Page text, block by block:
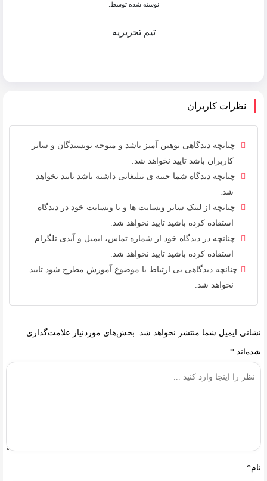
نوشته شده توسط:
تیم تحریریه
نظرات کاربران
چنانچه دیدگاهی توهین آمیز باشد و متوجه نویسندگان و سایر
کاربران باشد تایید نخواهد شد.
چنانچه دیدگاه شما جنبه ی تبلیغاتی داشته باشد تایید نخواهد
شد.
چنانچه از لینک سایر وبسایت ها و یا وبسایت خود در دیدگاه
استفاده کرده باشید تایید نخواهد شد.
چنانچه در دیدگاه خود از شماره تماس، ایمیل و آیدی تلگرام
استفاده کرده باشید تایید نخواهد شد.
چنانچه دیدگاهی بی ارتباط با موضوع آموزش مطرح شود تایید
نخواهد شد.
نشانی ایمیل شما منتشر نخواهد شد. بخش‌های موردنیاز علامت‌گذاری
شده‌اند *
نام*